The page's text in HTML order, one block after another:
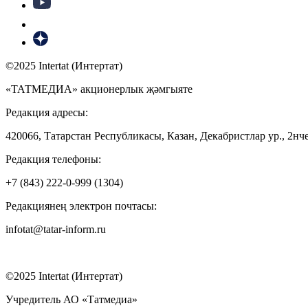
©2025 Intertat (Интертат)
«ТАТМЕДИА» акционерлык җәмгыяте
Редакция адресы:
420066, Татарстан Республикасы, Казан, Декабристлар ур.,
Редакция телефоны:
+7 (843) 222-0-999 (1304)
Редакциянең электрон почтасы:
infotat@tatar-inform.ru
©2025 Intertat (Интертат)
Учредитель АО «Татмедиа»